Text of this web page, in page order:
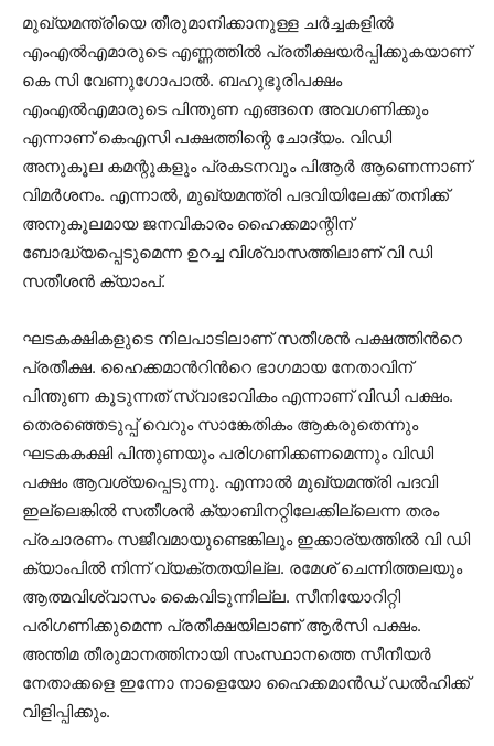
മുഖ്യമന്ത്രിയെ തീരുമാനിക്കാനുള്ള ചർച്ചകളിൽ
എംഎൽഎമാരുടെ എണ്ണത്തിൽ പ്രതീക്ഷയർപ്പിക്കുകയാണ്
കെ സി വേണുഗോപാൽ. ബഹുഭൂരിപക്ഷം
എംഎൽഎമാരുടെ പിന്തുണ എങ്ങനെ അവഗണിക്കും
എന്നാണ് കെഎസി പക്ഷത്തിന്റെ ചോദ്യം. വിഡി
അനുകൂല കമന്റുകളും പ്രകടനവും പിആർ ആണെന്നാണ്
വിമർശനം. എന്നാൽ, മുഖ്യമന്ത്രി പദവിയിലേക്ക് തനിക്ക്
അനുകൂലമായ ജനവികാരം ഹൈക്കമാന്റിന്
ബോദ്ധ്യപ്പെടുമെന്ന ഉറച്ച വിശ്വാസത്തിലാണ് വി ഡി
സതീശൻ ക്യാംപ്.
ഘടകക്ഷികളുടെ നിലപാടിലാണ് സതീശൻ പക്ഷത്തിന്‍റെ
പ്രതീക്ഷ. ഹൈക്കമാന്‍റിന്‍റെ ഭാഗമായ നേതാവിന്
പിന്തുണ കൂടുന്നത് സ്വാഭാവികം എന്നാണ് വിഡി പക്ഷം.
തെരഞ്ഞെടുപ്പ് വെറും സാങ്കേതികം ആകരുതെന്നും
ഘടകകക്ഷി പിന്തുണയും പരിഗണിക്കണമെന്നും വിഡി
പക്ഷം ആവശ്യപ്പെടുന്നു. എന്നാൽ മുഖ്യമന്ത്രി പദവി
ഇല്ലെങ്കിൽ സതീശൻ ക്യാബിനറ്റിലേക്കില്ലെന്ന തരം
പ്രചാരണം സജീവമായുണ്ടെങ്കിലും ഇക്കാര്യത്തിൽ വി ഡി
ക്യാംപിൽ നിന്ന് വ്യക്തതയില്ല.‌‌ രമേശ് ചെന്നിത്തലയും
ആത്മവിശ്വാസം കൈവിടുന്നില്ല. സീനിയോറിറ്റി
പരിഗണിക്കുമെന്ന പ്രതീക്ഷയിലാണ് ആർസി പക്ഷം.
അന്തിമ തീരുമാനത്തിനായി സംസ്ഥാനത്തെ സീനീയർ
നേതാക്കളെ ഇന്നോ നാളെയോ ഹൈക്കമാൻഡ് ഡൽഹിക്ക്
വിളിപ്പിക്കും.